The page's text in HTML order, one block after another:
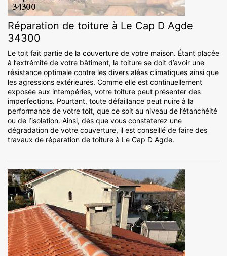
Réparation de toiture à Le Cap D Agde
34300
Le toit fait partie de la couverture de votre maison. Étant placée
à l’extrémité de votre bâtiment, la toiture se doit d’avoir une
résistance optimale contre les divers aléas climatiques ainsi que
les agressions extérieures. Comme elle est continuellement
exposée aux intempéries, votre toiture peut présenter des
imperfections. Pourtant, toute défaillance peut nuire à la
performance de votre toit, que ce soit au niveau de l’étanchéité
ou de l’isolation. Ainsi, dès que vous constaterez une
dégradation de votre couverture, il est conseillé de faire des
travaux de réparation de toiture à Le Cap D Agde.